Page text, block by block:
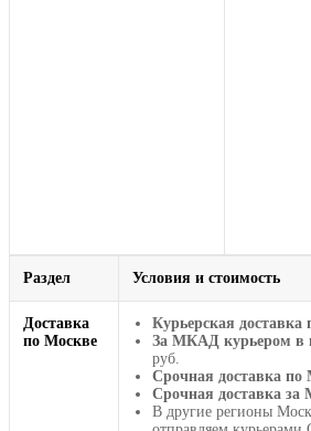
Раздел Условия и стоимость
Доставка
по Москве
Курьерская доставка
За МКАД курьером в
руб.
Срочная доставка по
Срочная доставка
В другие регионы